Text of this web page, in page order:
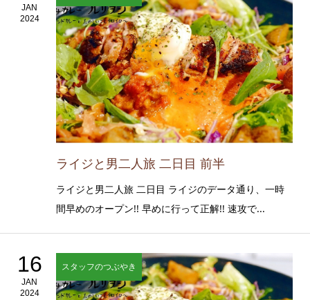
JAN
2024
ライジと男二人旅 二日目 前半
ライジと男二人旅 二日目 ライジのデータ通り、一時
間早めのオープン!! 早めに行って正解!! 速攻で...
16
JAN
2024
スタッフのつぶやき